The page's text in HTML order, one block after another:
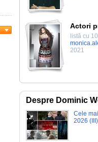
Actori
listă cu
2021
Despre Dominic
Cele
2026 (III)